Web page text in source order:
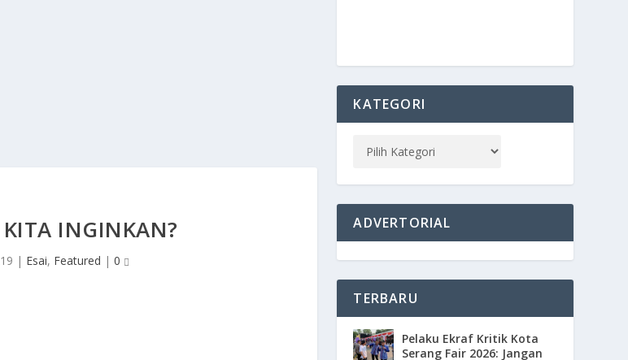
KITA INGINKAN?
| Esai, Featured |0
KATEGORI
ADVERTORIAL
TERBARU
Pelaku Ekraf Kritik Kota
Serang Fair 2026: Jangan